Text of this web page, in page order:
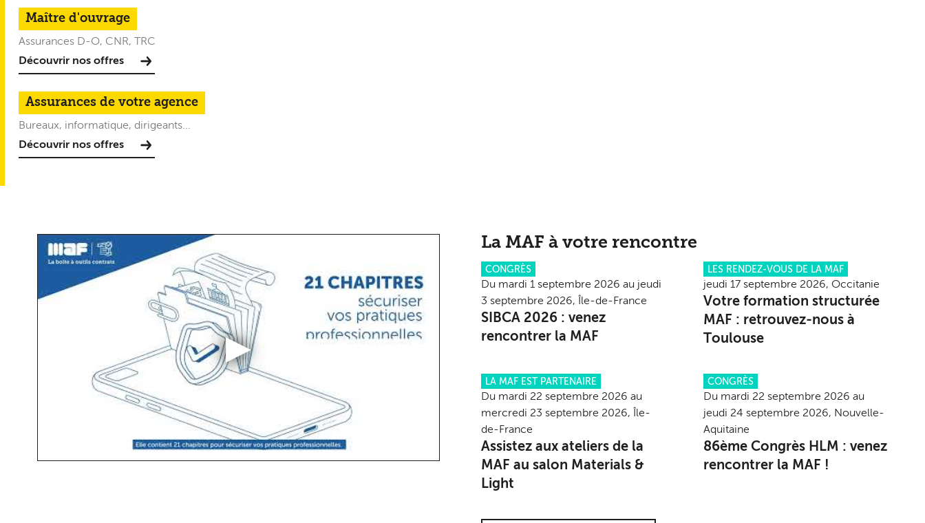
Maître d'ouvrage
Assurances D-O, CNR, TRC
Découvrir nos offres
Assurances de votre agence
Bureaux, informatique, dirigeants...
Découvrir nos offres
La MAF à votre rencontre
CONGRÈS
Du mardi 1 septembre 2026 au jeudi
3 septembre 2026, Île-de-France
SIBCA 2026 : venez
rencontrer la MAF
LES RENDEZ-VOUS DE LA MAF
jeudi 17 septembre 2026, Occitanie
Votre formation structurée
MAF : retrouvez-nous à
Toulouse
LA MAF EST PARTENAIRE
Du mardi 22 septembre 2026 au
mercredi 23 septembre 2026, Île-
de-France
Assistez aux ateliers de la
MAF au salon Materials &
Light
CONGRÈS
Du mardi 22 septembre 2026 au
jeudi 24 septembre 2026, Nouvelle-
Aquitaine
86ème Congrès HLM : venez
rencontrer la MAF !